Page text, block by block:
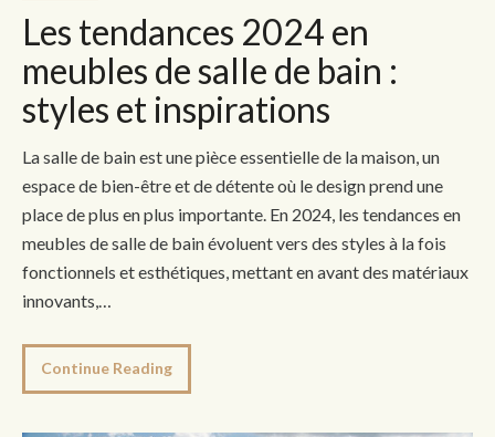
Les tendances 2024 en
meubles de salle de bain :
styles et inspirations
La salle de bain est une pièce essentielle de la maison, un
espace de bien-être et de détente où le design prend une
place de plus en plus importante. En 2024, les tendances en
meubles de salle de bain évoluent vers des styles à la fois
fonctionnels et esthétiques, mettant en avant des matériaux
innovants,…
Continue Reading